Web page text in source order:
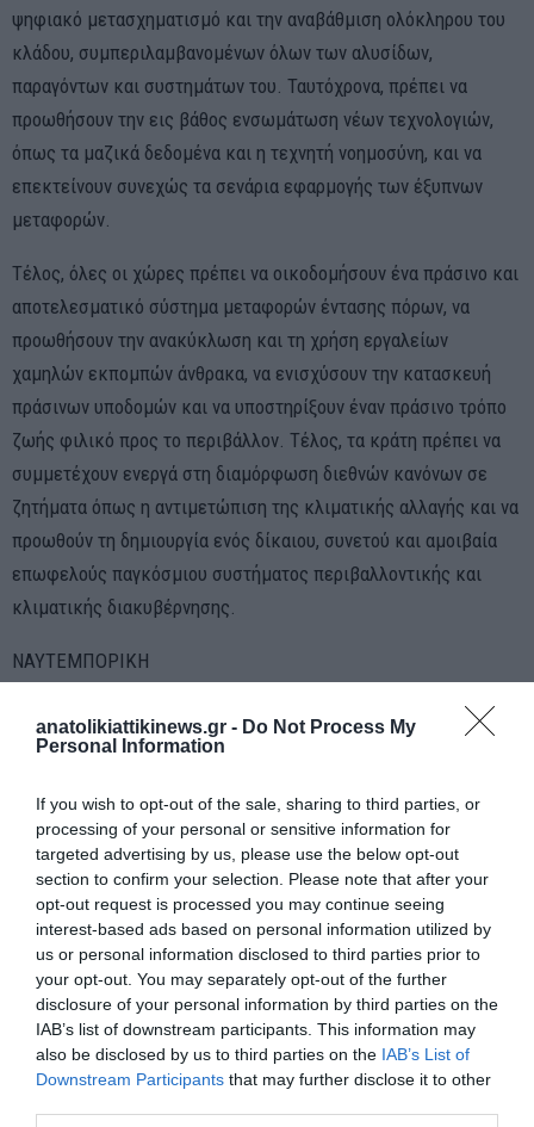
anatolikiattikinews.gr - Do Not Process My
Personal Information
If you wish to opt-out of the sale, sharing to third parties, or
processing of your personal or sensitive information for
targeted advertising by us, please use the below opt-out
section to confirm your selection. Please note that after your
opt-out request is processed you may continue seeing
interest-based ads based on personal information utilized by
us or personal information disclosed to third parties prior to
your opt-out. You may separately opt-out of the further
disclosure of your personal information by third parties on the
IAB’s list of downstream participants. This information may
also be disclosed by us to third parties on the IAB’s List of
Downstream Participants that may further disclose it to other
ψηφιακό μετασχηματισμό και την αναβάθμιση ολόκληρου του
κλάδου, συμπεριλαμβανομένων όλων των αλυσίδων,
παραγόντων και συστημάτων του. Ταυτόχρονα, πρέπει να
προωθήσουν την εις βάθος ενσωμάτωση νέων τεχνολογιών,
όπως τα μαζικά δεδομένα και η τεχνητή νοημοσύνη, και να
επεκτείνουν συνεχώς τα σενάρια εφαρμογής των έξυπνων
μεταφορών.
Τέλος, όλες οι χώρες πρέπει να οικοδομήσουν ένα πράσινο και
αποτελεσματικό σύστημα μεταφορών έντασης πόρων, να
προωθήσουν την ανακύκλωση και τη χρήση εργαλείων
χαμηλών εκπομπών άνθρακα, να ενισχύσουν την κατασκευή
πράσινων υποδομών και να υποστηρίξουν έναν πράσινο τρόπο
ζωής φιλικό προς το περιβάλλον. Τέλος, τα κράτη πρέπει να
συμμετέχουν ενεργά στη διαμόρφωση διεθνών κανόνων σε
ζητήματα όπως η αντιμετώπιση της κλιματικής αλλαγής και να
προωθούν τη δημιουργία ενός δίκαιου, συνετού και αμοιβαία
επωφελούς παγκόσμιου συστήματος περιβαλλοντικής και
κλιματικής διακυβέρνησης.
ΝΑΥΤΕΜΠΟΡΙΚΗ
ΠΡΟΗΓΟΎΜΕΝΗ ΑΝΆΡΤΗΣΗ
«Μη αναστρέψιμες» περιβαλλοντικές καταστροφές
διαφαίνονται καθώς οι παγκόσμιες θερμοκρασίες αυξάνονται,
σύμφωνα με νέα μελέτη
ΕΠΌΜΕΝΗ ΑΝΆΡΤΗΣΗ
Απεργιακό «λουκέτο» σε όλους τους δήμους της χώρας τον
επόμενο μήνα.
ΣΧΕΤΙΚΈΣ ΑΝΑΡΤΉΣΕΙΣ